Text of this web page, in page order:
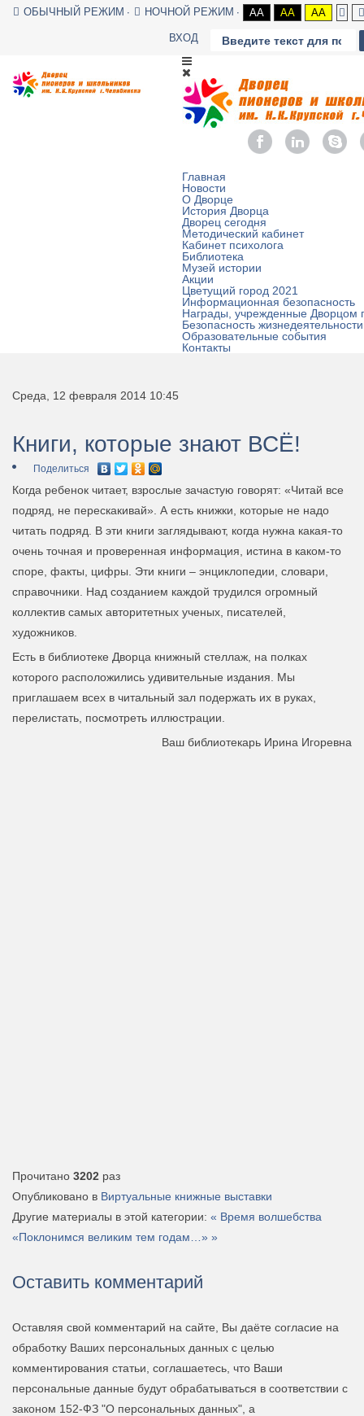
ОБЫЧНЫЙ РЕЖИМ НОЧНОЙ РЕЖИМ AA AA AA
ВХОД
Главная
Новости
О Дворце
История Дворца
Дворец сегодня
Методический кабинет
Кабинет психолога
Библиотека
Музей истории
Акции
Цветущий город 2021
Информационная безопасность
Награды, учрежденные Дворцом
Безопасность жизнедеятельности
Образовательные события
Контакты
Среда, 12 февраля 2014 10:45
Книги, которые знают ВСЁ!
Поделиться
Когда ребенок читает, взрослые зачастую говорят: «Читай все
подряд, не перескакивай». А есть книжки, которые не надо
читать подряд. В эти книги заглядывают, когда нужна какая-то
очень точная и проверенная информация, истина в каком-то
споре, факты, цифры. Эти книги – энциклопедии, словари,
справочники. Над созданием каждой трудился огромный
коллектив самых авторитетных ученых, писателей,
художников.
Есть в библиотеке Дворца книжный стеллаж, на полках
которого расположились удивительные издания. Мы
приглашаем всех в читальный зал подержать их в руках,
перелистать, посмотреть иллюстрации.
Ваш библиотекарь Ирина Игоревна
Прочитано 3202 раз
Опубликовано в Виртуальные книжные выставки
Другие материалы в этой категории: « Время волшебства
«Поклонимся великим тем годам…» »
Оставить комментарий
Оставляя свой комментарий на сайте, Вы даёте согласие на
обработку Ваших персональных данных с целью
комментирования статьи, соглашаетесь, что Ваши
персональные данные будут обрабатываться в соответствии с
законом 152-ФЗ "О персональных данных", а